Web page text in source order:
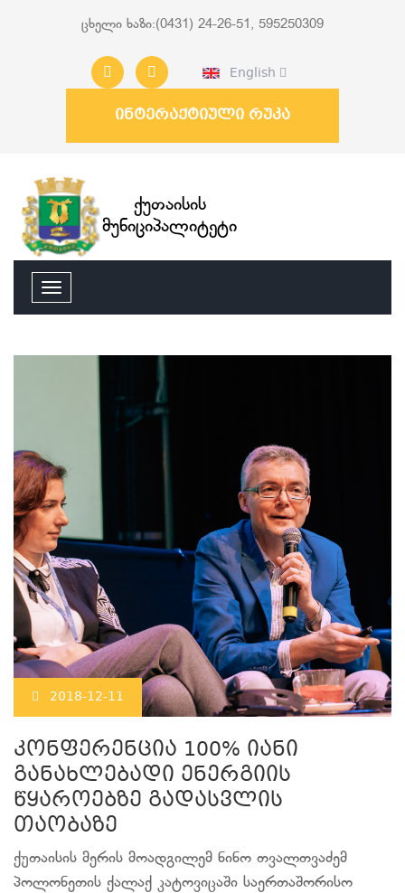
ცხელი ხაზი:(0431) 24-26-51, 595250309
English
ინტერაქტიული რუკა
ქუთაისის
მუნიციპალიტეტი
2018-12-11
კონფერენცია 100% იანი
განახლებადი ენერგიის
წყაროებზე გადასვლის
თაობაზე
ქუთაისის მერის მოადგილემ ნინო თვალთვაძემ
პოლონეთის ქალაქ კატოვიცაში საერთაშორისო